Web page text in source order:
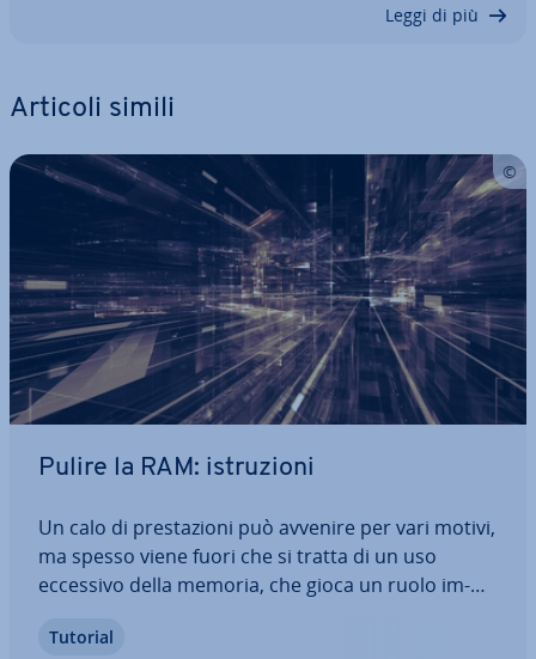
Leggi di più
Articoli simili
Pulire la RAM: istru­zio­ni
Un calo di pre­sta­zio­ni può avvenire per vari motivi,
ma spesso viene fuori che si tratta di un uso
eccessivo della memoria, che gioca un ruolo im­
soluzione più facile consiste nel pulire la RAM. Su
Tutorial